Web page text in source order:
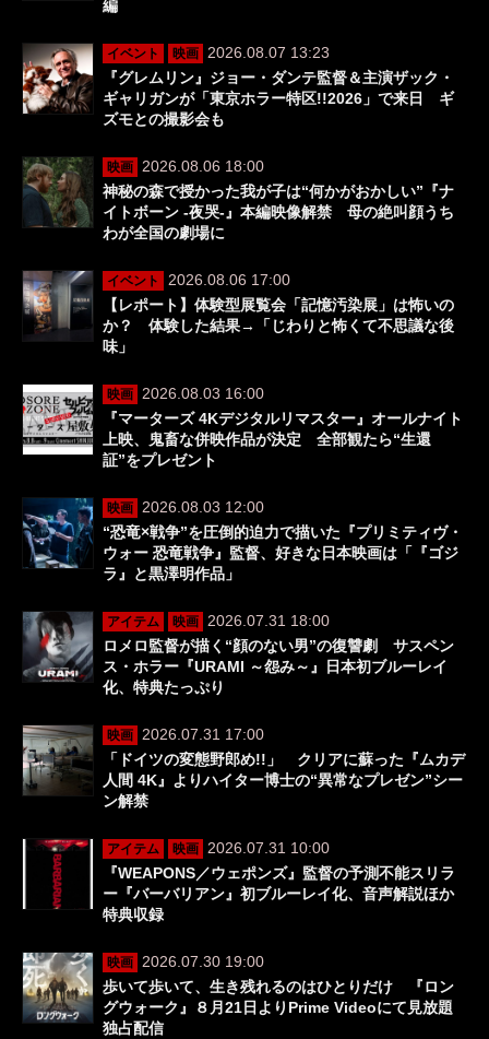
編
イベント 映画 2026.08.07 13:23
『グレムリン』ジョー・ダンテ監督＆主演ザック・
ギャリガンが「東京ホラー特区!!2026」で来日 ギ
ズモとの撮影会も
映画 2026.08.06 18:00
神秘の森で授かった我が子は“何かがおかしい”『ナ
イトボーン -夜哭-』本編映像解禁 母の絶叫顔うち
わが全国の劇場に
イベント
2026.08.06 17:00
【レポート】体験型展覧会「記憶汚染展」は怖いの
か？ 体験した結果→「じわりと怖くて不思議な後
味」
映画 2026.08.03 16:00
『マーターズ 4Kデジタルリマスター』オールナイト
上映、鬼畜な併映作品が決定 全部観たら“生還
証”をプレゼント
映画 2026.08.03 12:00
“恐竜×戦争”を圧倒的迫力で描いた『プリミティヴ・
ウォー 恐竜戦争』監督、好きな日本映画は「『ゴジ
ラ』と黒澤明作品」
アイテム 映画 2026.07.31 18:00
ロメロ監督が描く“顔のない男”の復讐劇 サスペン
ス・ホラー『URAMI ～怨み～』日本初ブルーレイ
化、特典たっぷり
映画 2026.07.31 17:00
「ドイツの変態野郎め!!」 クリアに蘇った『ムカデ
人間 4K』よりハイター博士の“異常なプレゼン”シー
ン解禁
アイテム 映画 2026.07.31 10:00
『WEAPONS／ウェポンズ』監督の予測不能スリラ
ー『バーバリアン』初ブルーレイ化、音声解説ほか
特典収録
映画 2026.07.30 19:00
歩いて歩いて、生き残れるのはひとりだけ 『ロン
グウォーク』８月21日よりPrime Videoにて見放題
独占配信